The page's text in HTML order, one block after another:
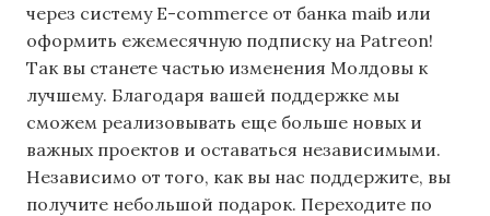
через систему E-commerce от банка maib или
оформить ежемесячную подписку на Patreon!
Так вы станете частью изменения Молдовы к
лучшему. Благодаря вашей поддержке мы
сможем реализовывать еще больше новых и
важных проектов и оставаться независимыми.
Независимо от того, как вы нас поддержите, вы
получите небольшой подарок. Переходите по